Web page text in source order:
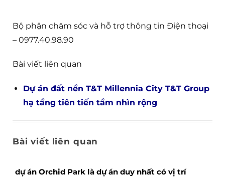
Bộ phận chăm sóc và hỗ trợ thông tin Điện thoại
– 0977.40.98.90
Bài viết liên quan
Dự án đất nền T&T Millennia City T&T Group
hạ tầng tiên tiến tầm nhìn rộng
Bài viết liên quan
dự án Orchid Park là dự án duy nhất có vị trí